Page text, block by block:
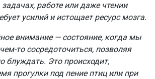
работе или даже чтении
усилий и истощает ресурс мозга.
внимание — состояние, когда мы
то сосредоточиться, позволяя
блуждать. Это происходит,
прогулки под пение птиц или при